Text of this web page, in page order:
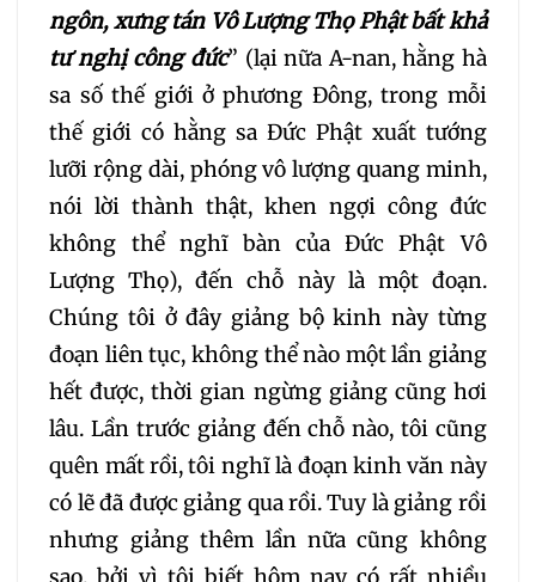
036 037 038
039 040 041
042 043 044
045 046 047
048 049 050
051 052 053
056
057 058 059
ngôn, xưng tán Vô Lượng Thọ Phật bất khả
tư nghị công đức” (lại nữa A-nan, hằng hà
sa số thế giới ở phương Đông, trong mỗi
thế giới có hằng sa Đức Phật xuất tướng
lưỡi rộng dài, phóng vô lượng quang minh,
nói lời thành thật, khen ngợi công đức
không thể nghĩ bàn của Đức Phật Vô
Lượng Thọ), đến chỗ này là một đoạn.
Chúng tôi ở đây giảng bộ kinh này từng
đoạn liên tục, không thể nào một lần giảng
hết được, thời gian ngừng giảng cũng hơi
lâu. Lần trước giảng đến chỗ nào, tôi cũng
quên mất rồi, tôi nghĩ là đoạn kinh văn này
có lẽ đã được giảng qua rồi. Tuy là giảng rồi
nhưng giảng thêm lần nữa cũng không